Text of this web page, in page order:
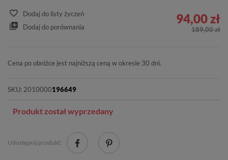
Dodaj do listy życzeń
Dodaj do porównania
94,00 zł
189,00 zł
Cena po obniżce jest najniższą ceną w okresie 30 dni.
SKU: 2010000196649
Produkt został wyprzedany
Udostępnij produkt: